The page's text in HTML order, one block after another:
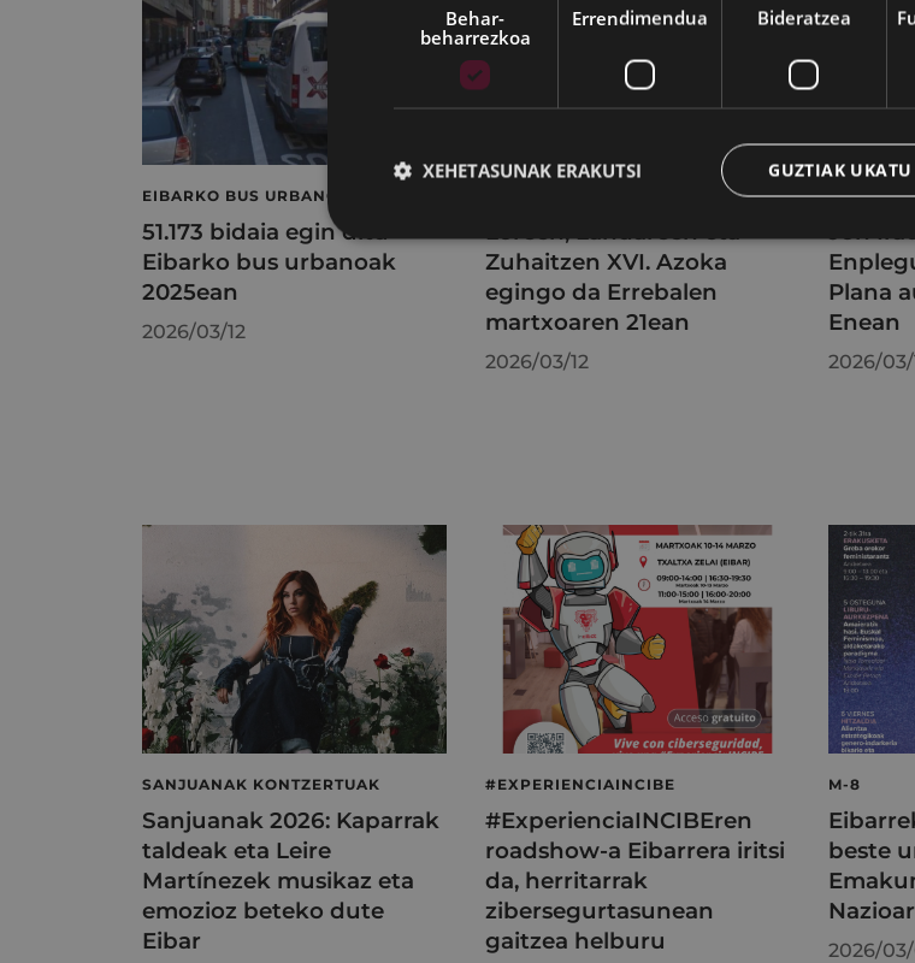
EIBARKO BUS URBANOA
51.173 bidaia egin ditu
Eibarko bus urbanoak
2025ean
2026/03/12
Loreen, Landareen eta
Zuhaitzen XVI. Azoka
egingo da Errebalen
martxoaren 21ean
2026/03/12
Jon
Plana
Enean
2026/03/
SANJUANAK KONTZERTUAK
Sanjuanak 2026: Kaparrak
taldeak eta Leire
Martínezek musikaz eta
emozioz beteko dute
Eibar
#EXPERIENCIAINCIBE
#ExperienciaINCIBEren
roadshow-a Eibarrera iritsi
da, herritarrak
zibersegurtasunean
gaitzea helburu
M-8
beste
2026/
Behar-
beharrezkoa
Errendimendua Bideratzea
GUZTIAK UKATU
XEHETASUNAK ERAKUTSI